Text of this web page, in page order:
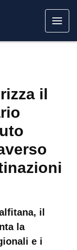
il
il
la
e i